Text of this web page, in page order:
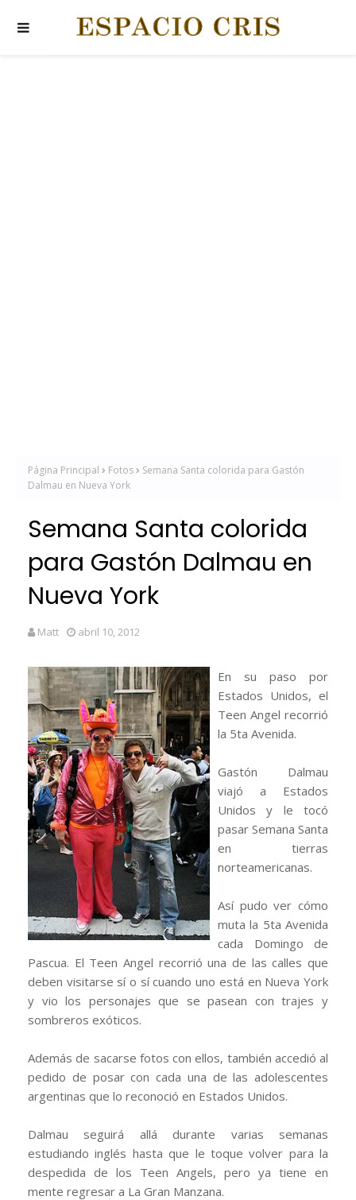
Página Principal Fotos
Semana Santa colorida para Gastón
Dalmau en Nueva York
Semana Santa colorida
para Gastón Dalmau en
Nueva York
Matt abril 10, 2012
En su paso por
Estados Unidos, el
Teen Angel recorrió
la 5ta Avenida.
Gastón Dalmau
viajó a Estados
Unidos y le tocó
pasar Semana Santa
en tierras
norteamericanas.
Así pudo ver cómo
muta la 5ta Avenida
cada Domingo de
Pascua. El Teen Angel recorrió una de las calles que
deben visitarse sí o sí cuando uno está en Nueva York
y vio los personajes que se pasean con trajes y
sombreros exóticos.
Además de sacarse fotos con ellos, también accedió al
pedido de posar con cada una de las adolescentes
argentinas que lo reconoció en Estados Unidos.
Dalmau seguirá allá durante varias semanas
estudiando inglés hasta que le toque volver para la
despedida de los Teen Angels, pero ya tiene en
mente regresar a La Gran Manzana.